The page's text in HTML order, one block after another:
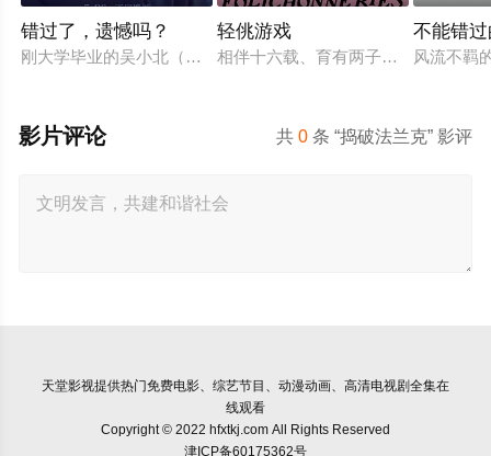
错过了，遗憾吗？
刚大学毕业的吴小北（庄达菲 饰）被初恋男友李天昊（周澄奧
轻佻游戏
相伴十六载、育有两子的弗朗索瓦
不能错
风流不羁
共0 条 “捣破法兰克” 影评
影片评论
天堂影视提供热门免费电影、综艺节目、动漫动画、高清电视剧全集在
线观看
Copyright © 2022 hfxtkj.com All Rights Reserved
津ICP备60175362号